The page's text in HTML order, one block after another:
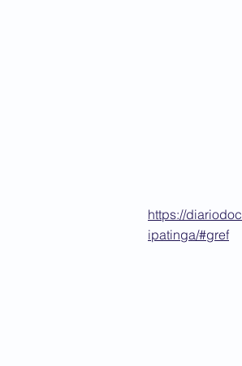
https://
ipatinga/#gref